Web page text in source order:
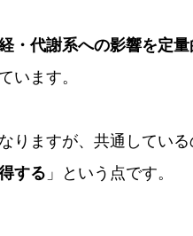
・代謝系への影響を定
います。
りますが、共通してい
する 」という点です。